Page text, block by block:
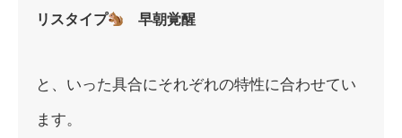
リスタイプ 早朝覚醒
と、いった具合にそれぞれの特性に合わせてい
ます。